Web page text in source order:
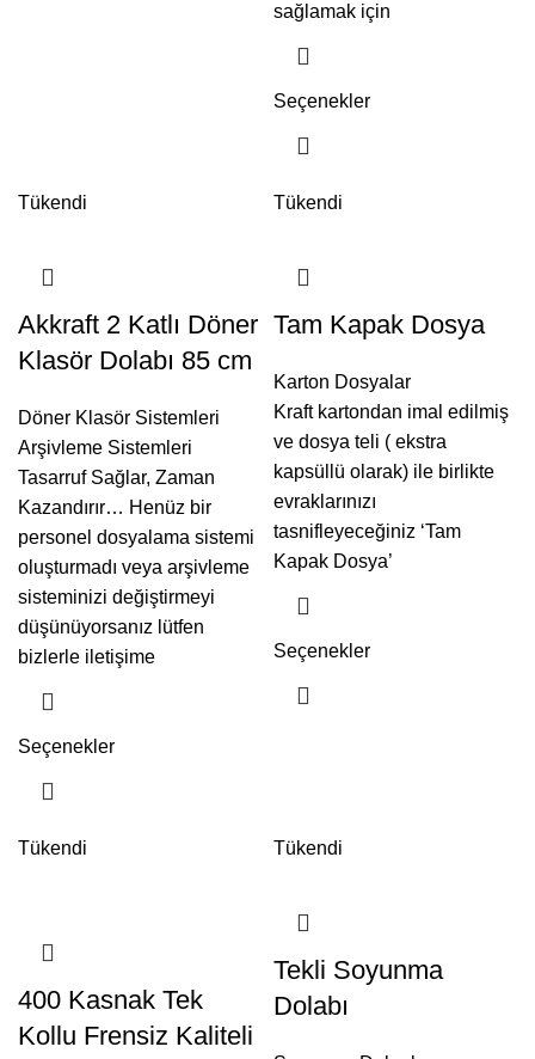
sağlamak için
Seçenekler
Tükendi
Akkraft 2 Katlı Döner
Klasör Dolabı 85 cm
Döner Klasör Sistemleri
Arşivleme Sistemleri
Tasarruf Sağlar, Zaman
Kazandırır… Henüz bir
personel dosyalama sistemi
oluşturmadı veya arşivleme
sisteminizi değiştirmeyi
düşünüyorsanız lütfen
bizlerle iletişime
Seçenekler
Tükendi
Tam Kapak Dosya
Karton Dosyalar
Kraft kartondan imal edilmiş
ve dosya teli ( ekstra
kapsüllü olarak) ile birlikte
evraklarınızı
tasnifleyeceğiniz ‘Tam
Kapak Dosya’
Seçenekler
Tükendi
400 Kasnak Tek
Kollu Frensiz Kaliteli
Tükendi
Tekli Soyunma
Dolabı